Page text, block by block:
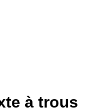
à trous